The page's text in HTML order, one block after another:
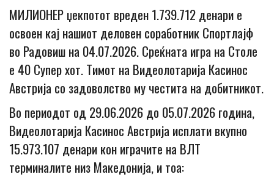
МИЛИОНЕР џекпотот вреден 1.739.712 денари е
освоен кај нашиот деловен соработник Спортлајф
во Радовиш на 04.07.2026. Среќната игра на Столе
е 40 Супер хот. Тимот на Видеолотарија Касинос
Австрија со задоволство му честита на добитникот.
Во периодот од 29.06.2026 до 05.07.2026 година,
Видеолотарија Касинос Австрија исплати вкупно
15.973.107 денари кон играчите на ВЛТ
терминалите низ Македонија, и тоа: